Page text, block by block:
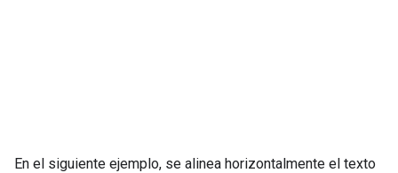
En el siguiente ejemplo, se alinea horizontalmente el texto